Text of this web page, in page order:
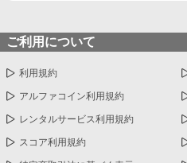
ご利用について
利用規約
アルファコイン利用規約
レンタルサービス利用規約
スコア利用規約